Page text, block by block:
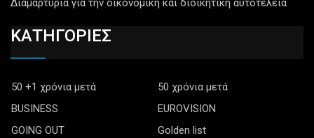
Διαμαρτυρία για την οικονομική και διοικητική αυτοτέλεια
ΚΑΤΗΓΟΡΙΕΣ
50 +1 χρόνια μετά
50 χρόνια μετά
BUSINESS
EUROVISION
GOING OUT
Golden list